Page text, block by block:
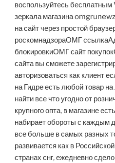
воспользуйтесь
зеркала магазина
на сайт через простой
роскомнадзораОМГ
блокировкиОМГ сайт
сайта вы сможете
авторизоваться как клиент
на Гидре есть любой товар
найти все что угодно от
крупного опта, в магазине
набирает обороты с каждым
все больше в самых разных
развивается как в
странах снг, ежедневно